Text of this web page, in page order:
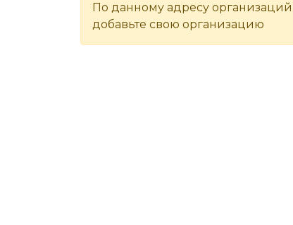
По данному адресу
добавьте свою организацию